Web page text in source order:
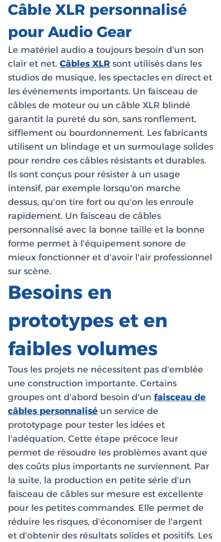
Câble XLR personnalisé
pour Audio Gear
Le matériel audio a toujours besoin d'un son
clair et net. Câbles XLR sont utilisés dans les
studios de musique, les spectacles en direct et
les événements importants. Un faisceau de
câbles de moteur ou un câble XLR blindé
garantit la pureté du son, sans ronflement,
sifflement ou bourdonnement. Les fabricants
utilisent un blindage et un surmoulage solides
pour rendre ces câbles résistants et durables.
Ils sont conçus pour résister à un usage
intensif, par exemple lorsqu'on marche
dessus, qu'on tire fort ou qu'on les enroule
rapidement. Un faisceau de câbles
personnalisé avec la bonne taille et la bonne
forme permet à l'équipement sonore de
mieux fonctionner et d'avoir l'air professionnel
sur scène.
Besoins en
prototypes et en
faibles volumes
Tous les projets ne nécessitent pas d'emblée
une construction importante. Certains
groupes ont d'abord besoin d'un faisceau de
câbles personnalisé un service de
prototypage pour tester les idées et
l'adéquation. Cette étape précoce leur
permet de résoudre les problèmes avant que
des coûts plus importants ne surviennent. Par
la suite, la production en petite série d'un
faisceau de câbles sur mesure est excellente
pour les petites commandes. Elle permet de
réduire les risques, d'économiser de l'argent
et d'obtenir des résultats solides et positifs. Les